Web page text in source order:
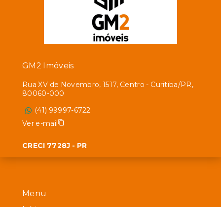
Menu
GM2 Imóveis
Rua XV de Novembro, 1517, Centro - Curitiba/PR,
80060-000
(41) 99997-6722
Ver e-mail
CRECI 7728J - PR